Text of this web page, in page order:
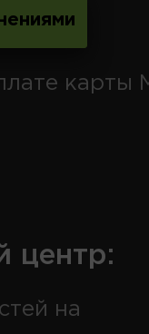
карты
центр:
на